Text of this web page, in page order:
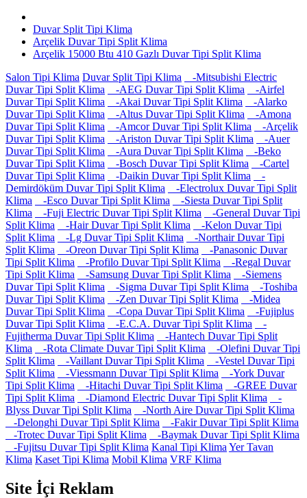
Duvar Split Tipi Klima
Arçelik Duvar Tipi Split Klima
Arçelik 15000 Btu 410 Gazlı Duvar Tipi Split Klima
Salon Tipi Klima Duvar Split Tipi Klima
-Mitsubishi Electric
Duvar Tipi Split Klima
-AEG Duvar Tipi Split Klima
-Airfel
Duvar Tipi Split Klima
-Akai Duvar Tipi Split Klima
-Alarko
Duvar Tipi Split Klima
-Altus Duvar Tipi Split Klima
-Amona
Duvar Tipi Split Klima
-Amcor Duvar Tipi Split Klima
-Arçelik
Duvar Tipi Split Klima
-Ariston Duvar Tipi Split Klima
-Auer
Duvar Tipi Split Klima
-Aura Duvar Tipi Split Klima
-Beko
Duvar Tipi Split Klima
-Bosch Duvar Tipi Split Klima
-Cartel
Duvar Tipi Split Klima
-Daikin Duvar Tipi Split Klima
-
Demirdöküm Duvar Tipi Split Klima
-Electrolux Duvar Tipi Split
Klima
-Esco Duvar Tipi Split Klima
-Siesta Duvar Tipi Split
Klima
-Fuji Electric Duvar Tipi Split Klima
-General Duvar Tipi
Split Klima
-Hair Duvar Tipi Split Klima
-Kelon Duvar Tipi
Split Klima
-Lg Duvar Tipi Split Klima
-Northair Duvar Tipi
Split Klima
-Oreon Duvar Tipi Split Klima
-Panasonic Duvar
Tipi Split Klima
-Profilo Duvar Tipi Split Klima
-Regal Duvar
Tipi Split Klima
-Samsung Duvar Tipi Split Klima
-Siemens
Duvar Tipi Split Klima
-Sigma Duvar Tipi Split Klima
-Toshiba
Duvar Tipi Split Klima
-Zen Duvar Tipi Split Klima
-Midea
Duvar Tipi Split Klima
-Copa Duvar Tipi Split Klima
-Fujiplus
Duvar Tipi Split Klima
-E.C.A. Duvar Tipi Split Klima
-
Fujitherma Duvar Tipi Split Klima
-Hantech Duvar Tipi Split
Klima
-Rota Climate Duvar Tipi Split Klima
-Olefini Duvar Tipi
Split Klima
-Vaillant Duvar Tipi Split Klima
-Vestel Duvar Tipi
Split Klima
-Viessmann Duvar Tipi Split Klima
-York Duvar
Tipi Split Klima
-Hitachi Duvar Tipi Split Klima
-GREE Duvar
Tipi Split Klima
-Diamond Electric Duvar Tipi Split Klima
-
Blyss Duvar Tipi Split Klima
-North Aire Duvar Tipi Split Klima
-Delonghi Duvar Tipi Split Klima
-Fakir Duvar Tipi Split Klima
-Trotec Duvar Tipi Split Klima
-Baymak Duvar Tipi Split Klima
-Fujitsu Duvar Tipi Split Klima Kanal Tipi Klima Yer Tavan
Klima Kaset Tipi Klima Mobil Klima VRF Klima
Site İçi Reklam